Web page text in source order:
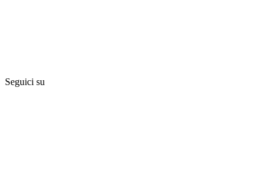
Seguici su